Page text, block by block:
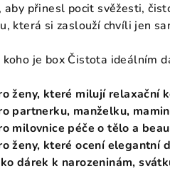
aby přinesl pocit svěžesti,
která si zaslouží chvíli jen
koho je box Čistota ideálním
ženy, které milují relaxační
partnerku, manželku,
milovnice péče o tělo a
ženy, které ocení elegantní
dárek k narozeninám,